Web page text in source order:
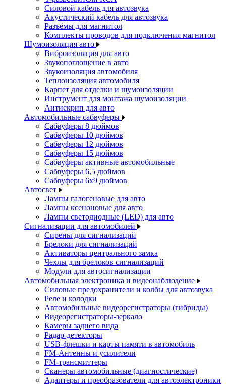
Силовой кабель для автозвука
Акустический кабель для автозвука
Разъёмы для магнитол
Комплекты проводов для подключения магнитол
Шумоизоляция авто
Виброизоляция для авто
Звукопоглощение в авто
Звукоизоляция автомобиля
Теплоизоляция автомобиля
Карпет для отделки и шумоизоляции
Инструмент для монтажа шумоизоляции
Антискрип для авто
Автомобильные сабвуферы
Сабвуферы 8 дюймов
Сабвуферы 10 дюймов
Сабвуферы 12 дюймов
Сабвуферы 15 дюймов
Сабвуферы активные автомобильные
Сабвуферы 6,5 дюймов
Сабвуферы 6x9 дюймов
Автосвет
Лампы галогеновые для авто
Лампы ксеноновые для авто
Лампы светодиодные (LED) для авто
Сигнализации для автомобилей
Сирены для сигнализаций
Брелоки для сигнализаций
Активаторы центрального замка
Чехлы для брелоков сигнализаций
Модули для автосигнализации
Автомобильная электроника и видеонаблюдение
Силовые предохранители и колбы для автозвука
Реле и колодки
Автомобильные видеорегистраторы (гибриды)
Видеорегистраторы-зеркало
Камеры заднего вида
Радар-детекторы
USB-флешки и карты памяти в автомобиль
FM-Антенны и усилители
FM-трансмиттеры
Сканеры автомобильные (диагностические)
Адаптеры и преобразователи для автоэлектроники